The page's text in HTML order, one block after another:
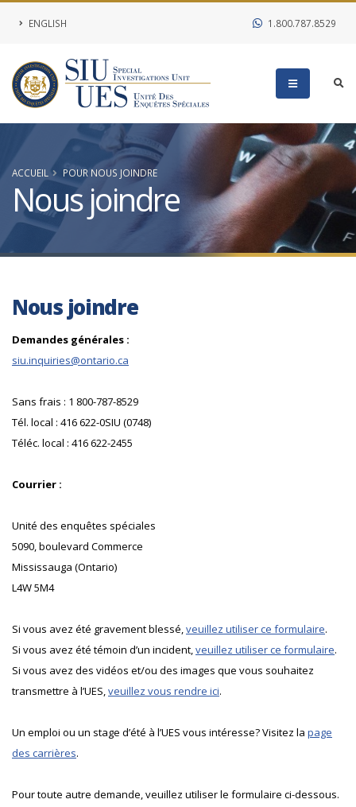
ENGLISH 1.800.787.8529
ACCUEIL POUR NOUS JOINDRE
Nous joindre
Nous joindre
Demandes générales :
siu.inquiries@ontario.ca
Sans frais : 1 800-787-8529
Tél. local : 416 622-0SIU (0748)
Téléc. local : 416 622-2455
Courrier :
Unité des enquêtes spéciales
5090, boulevard Commerce
Mississauga (Ontario)
L4W 5M4
Si vous avez été gravement blessé,veuillez utiliser ce formulaire.
Si vous avez été témoin d’un incident,veuillez utiliser ce formulaire.
Si vous avez des vidéos et/ou des images que vous souhaitez
transmettre à l’UES,veuillez vous rendre ici.
Un emploi ou un stage d’été à l’UES vous intéresse? Visitez la page
des carrières.
Pour toute autre demande, veuillez utiliser le formulaire ci-dessous.